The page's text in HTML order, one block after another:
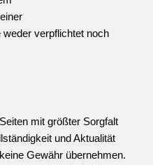
verpflichtet noch
mit größter Sorgfalt
und Aktualität
Gewähr übernehmen.